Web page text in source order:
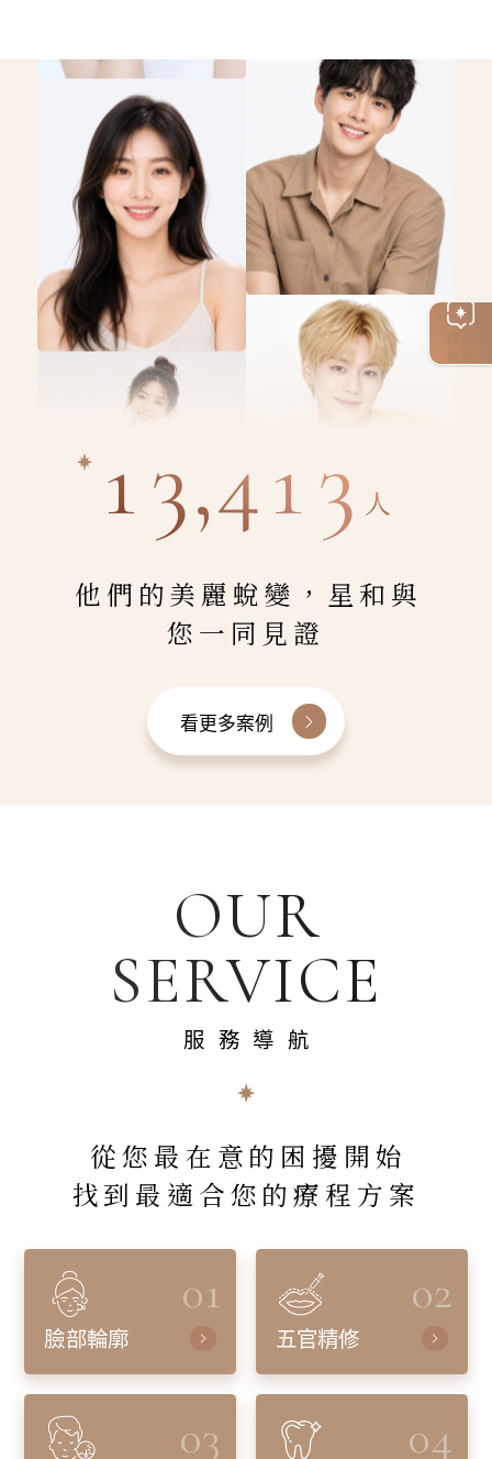
13,413 人
他們的美麗蛻變，星和與
您一同見證
看更多案例
OUR
SERVICE
服務導航
從您最在意的困擾開始
找到最適合您的療程方案
01
臉部輪廓
02
五官精修
03 04